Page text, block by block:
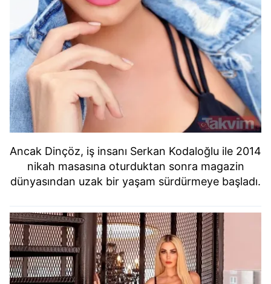
Ancak Dinçöz, iş insanı Serkan Kodaloğlu ile 2014
nikah masasına oturduktan sonra magazin
dünyasından uzak bir yaşam sürdürmeye başladı.